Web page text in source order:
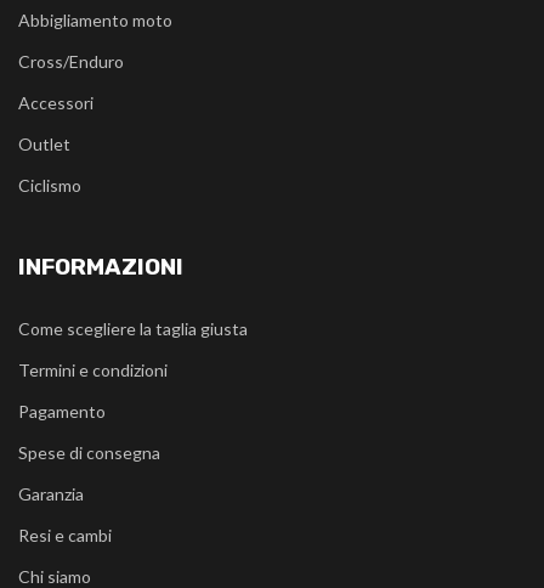
Abbigliamento moto
Cross/Enduro
Accessori
Outlet
Ciclismo
INFORMAZIONI
Come scegliere la taglia giusta
Termini e condizioni
Pagamento
Spese di consegna
Garanzia
Resi e cambi
Chi siamo